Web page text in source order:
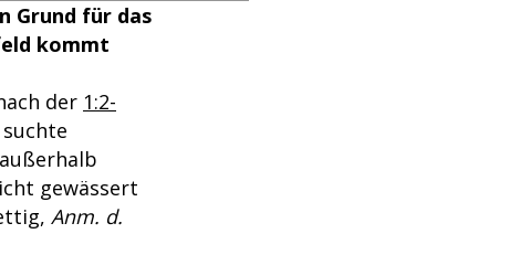
Grund für das
kommt
der 1:2-
gewässert
Anm. d.